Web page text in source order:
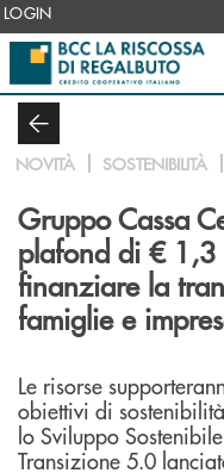
Salta al contenuto principale
LOGIN
NOVITÀ SOSTENIBILITÀ
Gruppo Cassa
plafond di €
finanziare la
famiglie e
Le risorse
obiettivi di
lo Sviluppo
Transizione 5.0